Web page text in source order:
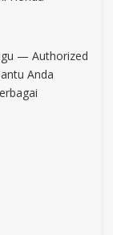
— Authorized
Anda